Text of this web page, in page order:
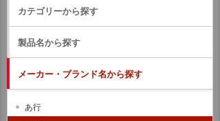
カテゴリーから探す
製品名から探す
メーカー・ブランド名から探す
あ行